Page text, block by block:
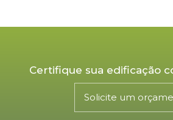
Certifique sua edificação
Solicite um